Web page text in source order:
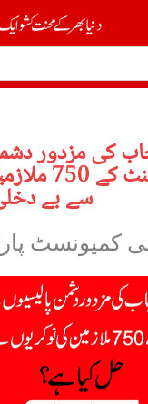
کی مزدور
تحت واٹر
سے بے
کمیونسٹ